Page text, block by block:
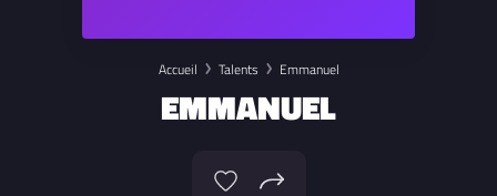
Accueil Talents Emmanuel
EMMANUEL